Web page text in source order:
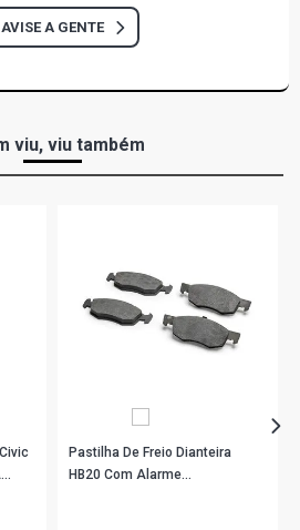
AVISE A GENTE
viu, viu também
Pastilha De Freio Dianteira
HB20 Com Alarme